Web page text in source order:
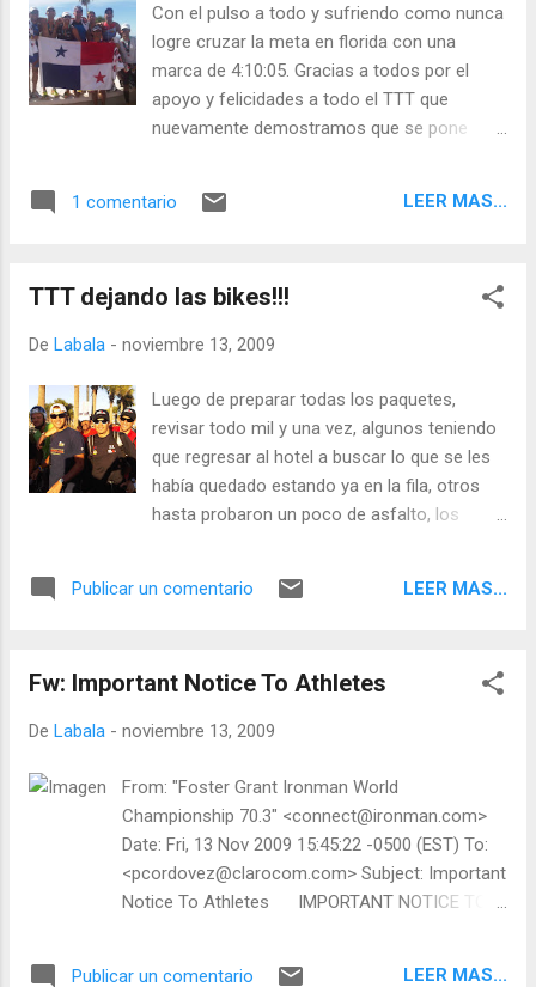
pero resulta que el circuito de natación era
un poco dificil de navegar porque las boyas
no estaban en linea recta asi que eso
complicó mucho poder formar la fila. Sin
embargo en la natación me sentí bárbaro, yo
que podía ir hasta adelante del grupo que
bien pense! mas rapido que...
Con el pulso a todo y sufriendo como nunca
logre cruzar la meta en florida con una
marca de 4:10:05. Gracias a todos por el
apoyo y felicidades a todo el TTT que
nuevamente demostramos que se pone
www.acientoochenta.com que con sus
que podia. Saludos a todos!!!!!
1 comentario LEER MAS...
TTT dejando las bikes!!!
De Labala - noviembre 13, 2009
Luego de preparar todas los paquetes,
revisar todo mil y una vez, algunos teniendo
que regresar al hotel a buscar lo que se les
había quedado estando ya en la fila, otros
hasta probaron un poco de asfalto, los
grupo, yo también, que rico esta comptarir
Publicar un comentario LEER MAS...
Fw: Important Notice To Athletes
De Labala - noviembre 13, 2009
From: "Foster Grant Ironman World
Championship 70.3" <connect@ironman.com>
Date: Fri, 13 Nov 2009 15:45:22 -0500 (EST) To:
<pcordovez@clarocom.com> Subject: Important
Notice To Athletes IMPORTANT NOTICE TO
Publicar un comentario LEER MAS...